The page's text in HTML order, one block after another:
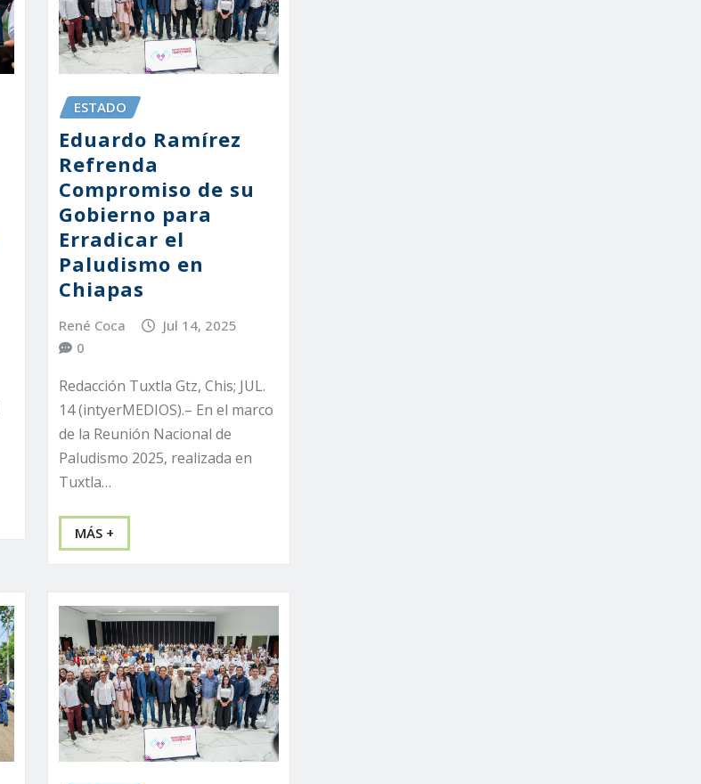
ESTADO
Eduardo Ramírez
Refrenda
Compromiso de su
Gobierno para
Erradicar el
Paludismo en
Chiapas
René Coca
Jul 14, 2025
0
Redacción Tuxtla Gtz, Chis; JUL.
14 (intyerMEDIOS).– En el marco
de la Reunión Nacional de
Paludismo 2025, realizada en
Tuxtla…
MÁS +